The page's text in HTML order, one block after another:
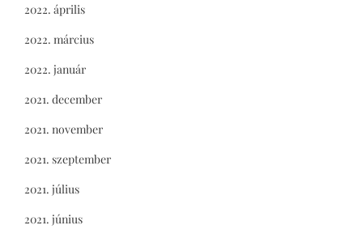
2022. április
2022. március
2022. január
2021. december
2021. november
2021. szeptember
2021. július
2021. június